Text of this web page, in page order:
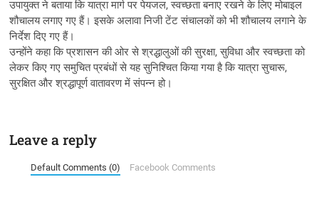
उपायुक्त ने बताया कि यात्रा मार्ग पर पेयजल, स्वच्छता बनाए रखने के लिए मोबाइल
शौचालय लगाए गए हैं। इसके अलावा निजी टेंट संचालकों को भी शौचालय लगाने के
निर्देश दिए गए हैं।
उन्होंने कहा कि प्रशासन की ओर से श्रद्धालुओं की सुरक्षा, सुविधा और स्वच्छता को
लेकर किए गए समुचित प्रबंधों से यह सुनिश्चित किया गया है कि यात्रा सुचारू,
सुरक्षित और श्रद्धापूर्ण वातावरण में संपन्न हो।
Leave a reply
Default Comments (0) Facebook Comments